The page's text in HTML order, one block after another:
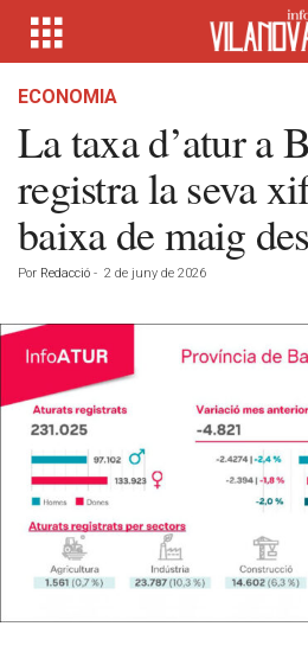
ECONOMIA
La taxa d’atur a
registra la seva
baixa de maig
Por Redacció - 2 de juny de 2026